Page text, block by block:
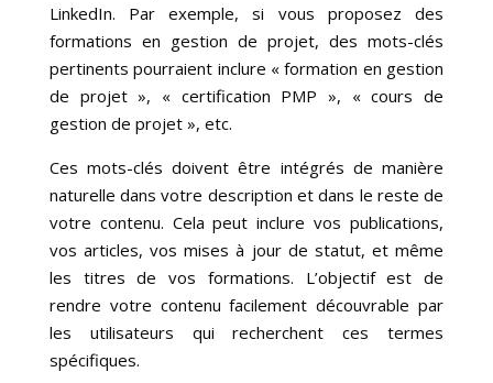
LinkedIn. Par exemple, si vous proposez des
formations en gestion de projet, des mots-clés
pertinents pourraient inclure « formation en gestion
de projet », « certification PMP », « cours de
gestion de projet », etc.
Ces mots-clés doivent être intégrés de manière
naturelle dans votre description et dans le reste de
votre contenu. Cela peut inclure vos publications,
vos articles, vos mises à jour de statut, et même
les titres de vos formations. L’objectif est de
rendre votre contenu facilement découvrable par
les utilisateurs qui recherchent ces termes
spécifiques.